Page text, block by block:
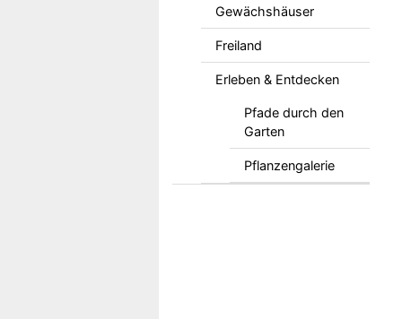
Gewächshäuser
Freiland
Erleben & Entdecken
Pfade durch den
Garten
Pflanzengalerie